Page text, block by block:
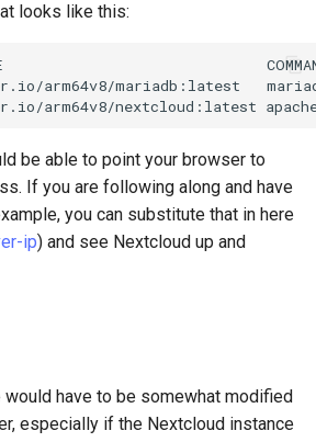
looks like this:
arm64v8/mariadb:latest
arm64v8/nextcloud:latest
be able to point your browser to
If you are following along and have
you can substitute that in here
ip) and see Nextcloud up and
have to be somewhat modified
especially if the Nextcloud instance